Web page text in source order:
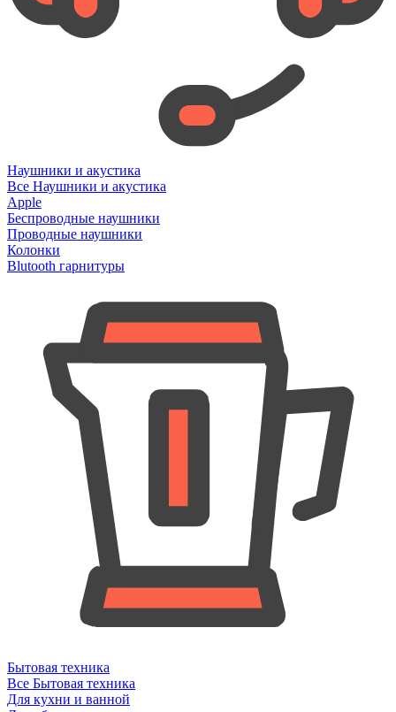
Наушники и акустика
Все Наушники и акустика
Apple
Беспроводные наушники
Проводные наушники
Колонки
Blutooth гарнитуры
Бытовая техника
Все Бытовая техника
Для кухни и ванной